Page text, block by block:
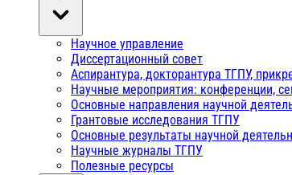
Научное управление
Диссертационный совет
Аспирантура, докторантура ТГПУ,
Научные мероприятия: конференции,
Основные направления научной
Грантовые исследования ТГПУ
Основные результаты научной
Научные журналы ТГПУ
Полезные ресурсы